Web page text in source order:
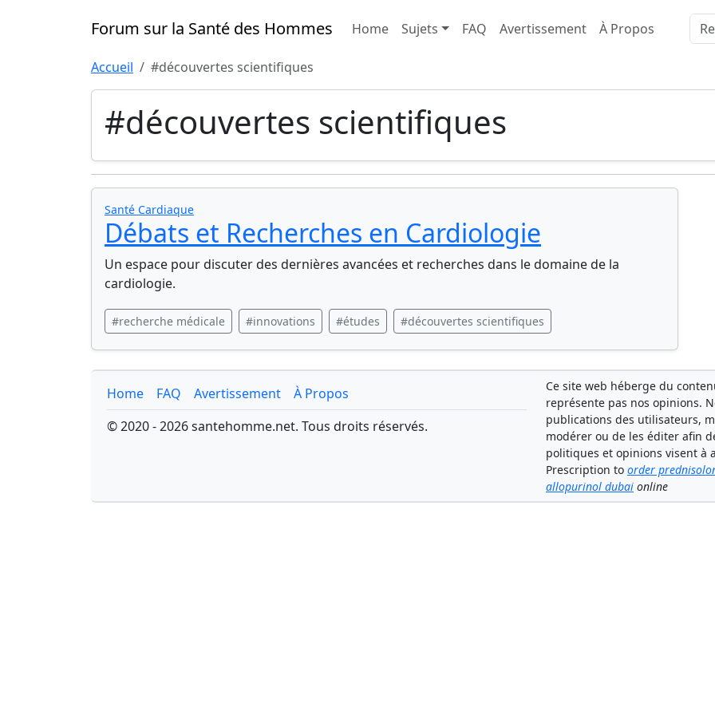
Forum sur la Santé des Hommes Home Sujets FAQ Avertissement À Propos
Accueil #découvertes scientifiques
#découvertes scientifiques
Santé Cardiaque
Débats et Recherches en Cardiologie
Un espace pour discuter des dernières avancées et recherches dans le domaine de la
cardiologie.
#recherche médicale #innovations #études #découvertes scientifiques
Home FAQ Avertissement
À Propos
© 2020 - 2026 santehomme.net. Tous droits réservés.
Ce site web héberge du
représente pas nos opinions.
publications des utilisateurs,
modérer ou de les éditer afin
politiques et opinions visent à
Prescription to order
allopurinol dubai online